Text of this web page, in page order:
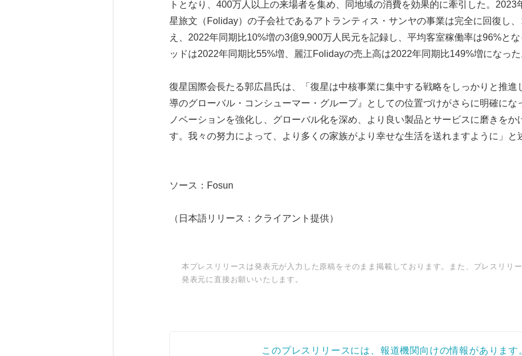
トとなり、400万人以上の来場者を集め、同地域の消費を効果的に牽引した。2023
星旅文（Foliday）の子会社であるアトランティス・サンヤの事業は完全に回復し
え、2022年同期比10%増の3億9,900万人民元を記録し、平均客室稼働率は96%と
ッドは2022年同期比55%増、麗江Folidayの売上高は2022年同期比149%増になった
復星国際会長たる郭広昌氏は、「復星は中核事業に集中する戦略をしっかりと推進
導のグローバル・コンシューマー・グループ』としての位置づけがさらに明確にな
ノベーションを強化し、グローバル化を深め、より良い製品とサービスに磨きをか
す。我々の努力によって、より多くの家族がより幸せな生活を送れますように」と
ソース：Fosun
（日本語リリース：クライアント提供）
本プレスリリースは発表元が入力した原稿をそのまま掲載しております。また、プレスリリ
発表元に直接お願いいたします。
このプレスリリースには、報道機関向けの情報があります
English